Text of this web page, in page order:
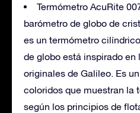
Termómetro AcuRite
barómetro de globo de
es un termómetro
de globo está inspirado en
originales de Galileo. Es
coloridos que muestran la
según los principios de